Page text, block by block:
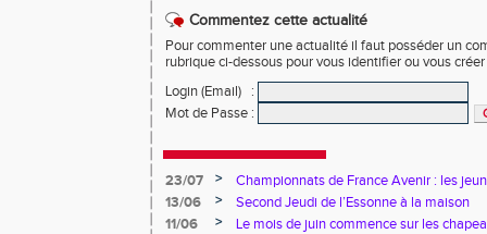
Commentez cette actualité
Pour commenter une actualité il faut posséder un
rubrique ci-dessous pour vous identifier ou vous
Login (Email)
:
Mot de Passe :
23/07 >
Championnats de France Avenir : les
13/06
>
Second Jeudi de l’Essonne à la maison
11/06
>
Le mois de juin commence sur les